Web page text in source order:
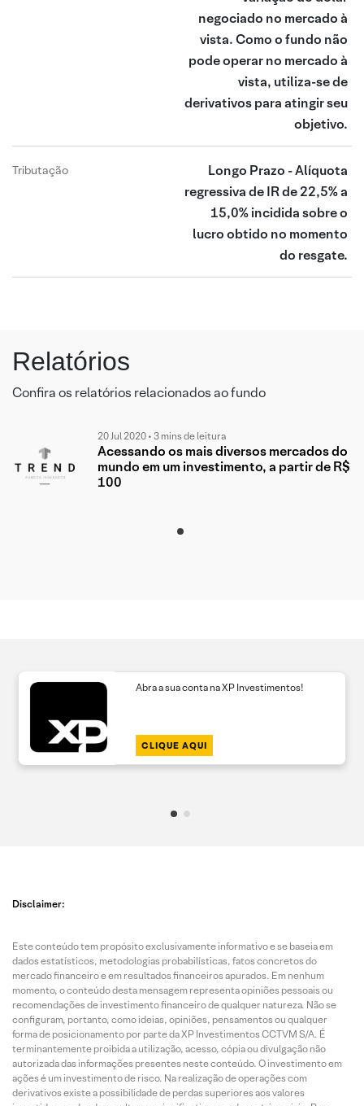
negociado no mercado à
vista. Como o fundo não
pode operar no mercado à
vista, utiliza-se de
derivativos para atingir seu
objetivo.
Tributação
Longo Prazo - Alíquota
regressiva de IR de 22,5% a
15,0% incidida sobre o
lucro obtido no momento
do resgate.
Relatórios
Confira os relatórios relacionados ao fundo
20 Jul 2020 • 3 mins de leitura
Acessando os mais diversos mercados do
mundo em um investimento, a partir de R$
100
Abra a sua conta na XP Investimentos!
CLIQUE AQUI
Disclaimer:
Este conteúdo tem propósito exclusivamente informativo e se baseia em
dados estatísticos, metodologias probabilísticas, fatos concretos do
mercado financeiro e em resultados financeiros apurados. Em nenhum
momento, o conteúdo desta mensagem representa opiniões pessoais ou
recomendações de investimento financeiro de qualquer natureza. Não se
configuram, portanto, como ideias, opiniões, pensamentos ou qualquer
forma de posicionamento por parte da XP Investimentos CCTVM S/A. É
terminantemente proibida a utilização, acesso, cópia ou divulgação não
autorizada das informações presentes neste conteúdo. O investimento em
ações é um investimento de risco. Na realização de operações com
derivativos existe a possibilidade de perdas superiores aos valores